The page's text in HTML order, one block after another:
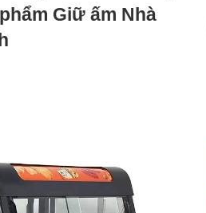
Giữ ấm Nhà